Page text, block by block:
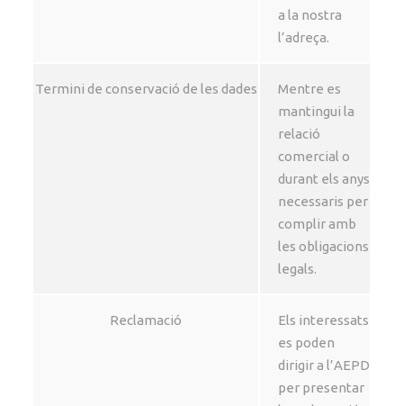
a la nostra
l’adreça.
Termini de conservació de les dades
Mentre es
mantingui la
relació
comercial o
durant els anys
necessaris per
complir amb
les obligacions
legals.
Reclamació
Els interessats
es poden
dirigir a l’AEPD
per presentar